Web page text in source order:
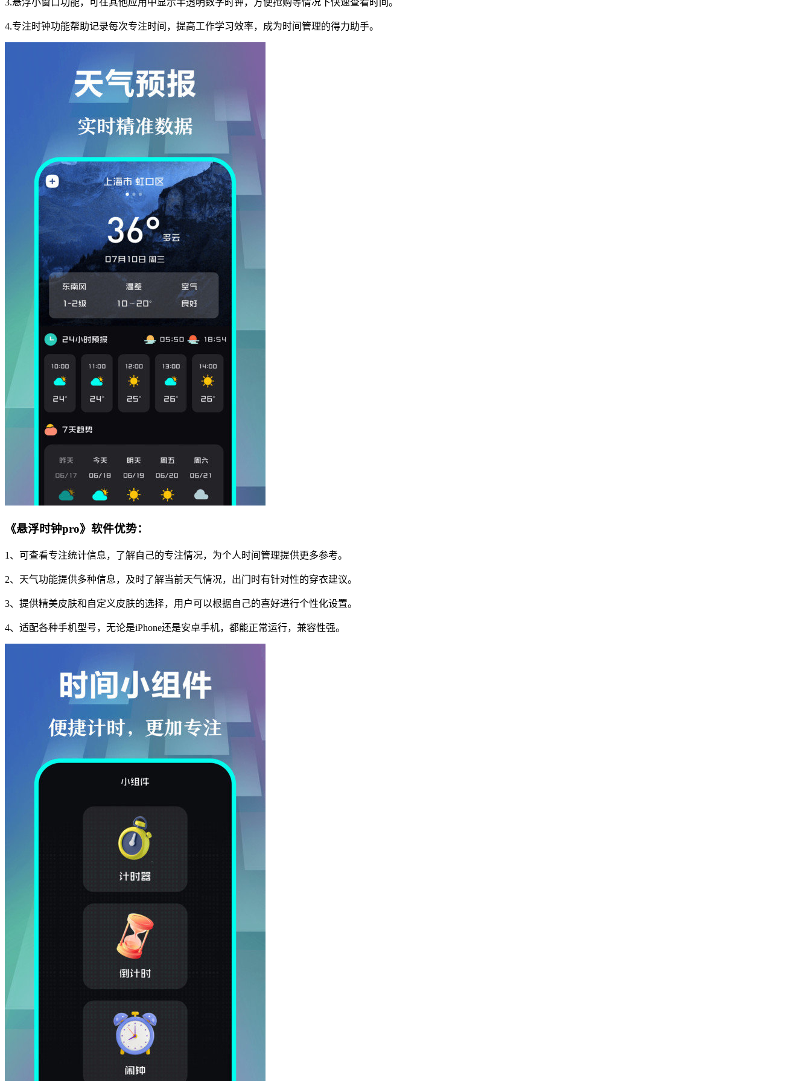
3.悬浮小窗口功能，可在其他应用中显示半透明数字时钟，方便抢购等情况下快速查看时间。
4.专注时钟功能帮助记录每次专注时间，提高工作学习效率，成为时间管理的得力助手。
《悬浮时钟pro》软件优势：
1、可查看专注统计信息，了解自己的专注情况，为个人时间管理提供更多参考。
2、天气功能提供多种信息，及时了解当前天气情况，出门时有针对性的穿衣建议。
3、提供精美皮肤和自定义皮肤的选择，用户可以根据自己的喜好进行个性化设置。
4、适配各种手机型号，无论是iPhone还是安卓手机，都能正常运行，兼容性强。